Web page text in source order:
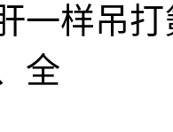
一样吊
全